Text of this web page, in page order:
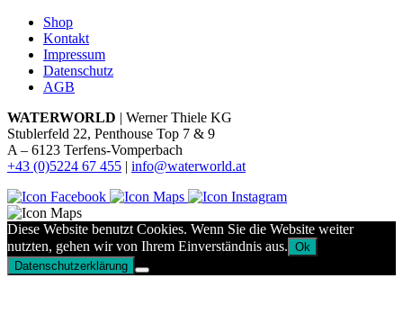
Shop
Kontakt
Impressum
Datenschutz
AGB
WATERWORLD | Werner Thiele KG
Stublerfeld 22, Penthouse Top 7 & 9
A – 6123 Terfens-Vomperbach
+43 (0)5224 67 455 | info@waterworld.at
Diese Website benutzt Cookies. Wenn Sie die Website weiter
nutzten, gehen wir von Ihrem Einverständnis aus. Ok
Datenschutzerklärung